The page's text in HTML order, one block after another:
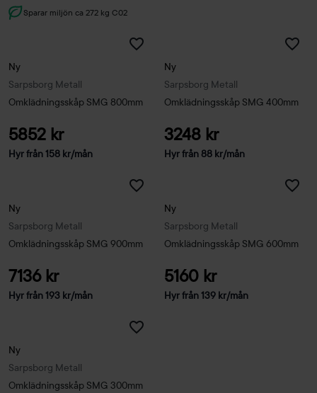
Sparar miljön ca 272 kg C02
Sarpsborg Metall
Ny
Omklädningsskåp SMG 800mm
5852 kr
Hyr från158 kr/mån
Sarpsborg Metall
Ny
Omklädningsskåp SMG 400mm
3248 kr
Hyr från 88 kr/mån
Sarpsborg Metall
Ny
Omklädningsskåp SMG 900mm
7136 kr
Hyr från193 kr/mån
Sarpsborg Metall
Ny
Omklädningsskåp SMG 600mm
5160 kr
Hyr från139 kr/mån
Sarpsborg Metall
Ny
Omklädningsskåp SMG 300mm